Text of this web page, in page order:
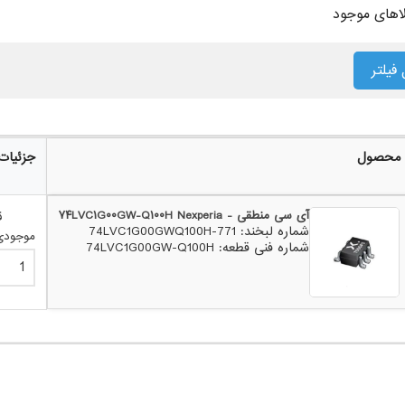
موجود
فیلتر
محصول
آی سی منطقی - ۷۴LVC۱G۰۰GW-Q۱۰۰H Nexperia
شماره لبخند: 771-74LVC1G00GWQ100H
شماره فنی قطعه: 74LVC1G00GW-Q100H
موجودی: